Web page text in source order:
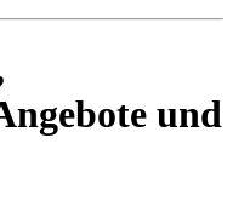
und